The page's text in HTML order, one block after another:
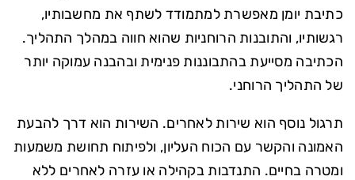
כתיבת יומן מאפשרת למתמודד לשתף את מחשבותיו,
רגשותיו, והתובנות הרוחניות שהוא חווה במהלך התהליך.
הכתיבה מסייעת בהתבוננות פנימית ובהבנה עמוקה יותר
של התהליך הרוחני.
תרגול נוסף הוא שירות לאחרים. השירות הוא דרך להבעת
האמונה והקשר עם הכוח העליון, ולפיתוח תחושת משמעות
ומטרה בחיים. התנדבות בקהילה או עזרה לאחרים ללא